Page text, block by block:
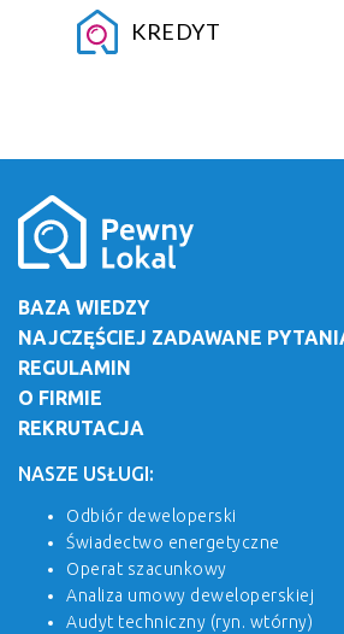
KREDYT
BAZA WIEDZY
NAJCZĘŚCIEJ ZADAWANE
REGULAMIN
O FIRMIE
REKRUTACJA
NASZE USŁUGI:
Odbiór deweloperski
Świadectwo energetyczne
Operat szacunkowy
Analiza umowy deweloperskiej
Audyt techniczny (ryn. wtórny)